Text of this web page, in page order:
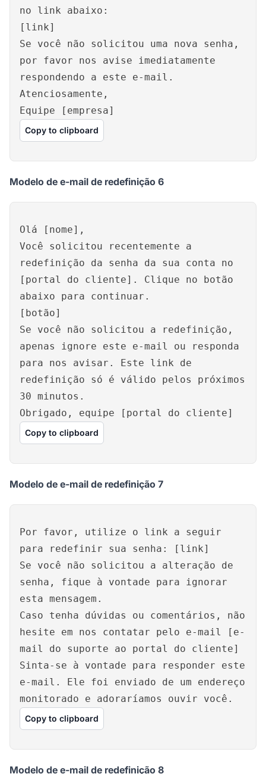
no link abaixo:
[link]
Se você não solicitou uma nova senha,
por favor nos avise imediatamente
respondendo a este e-mail.
Atenciosamente,
Equipe [empresa]
Copy to clipboard
Modelo de e-mail de redefinição 6
Olá [nome],
Você solicitou recentemente a
redefinição da senha da sua conta no
[portal do cliente]. Clique no botão
abaixo para continuar.
[botão]
Se você não solicitou a redefinição,
apenas ignore este e-mail ou responda
para nos avisar. Este link de
redefinição só é válido pelos próximos
30 minutos.
Obrigado, equipe [portal do cliente]
Copy to clipboard
Modelo de e-mail de redefinição 7
Por favor, utilize o link a seguir
para redefinir sua senha: [link]
Se você não solicitou a alteração de
senha, fique à vontade para ignorar
esta mensagem.
Caso tenha dúvidas ou comentários, não
hesite em nos contatar pelo e-mail [e-
mail do suporte ao portal do cliente]
Sinta-se à vontade para responder este
e-mail. Ele foi enviado de um endereço
monitorado e adoraríamos ouvir você.
Copy to clipboard
Modelo de e-mail de redefinição 8